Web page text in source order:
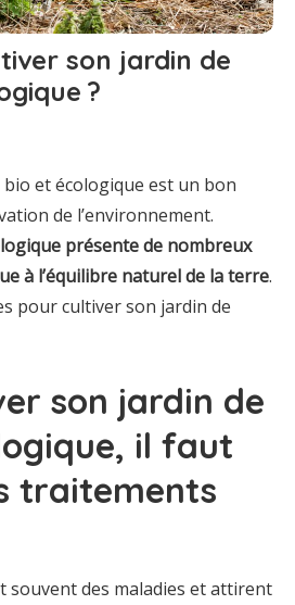
son jardin de
?
et écologique est un bon
de l’environnement.
présente de nombreux
à l’équilibre naturel de la terre.
pour cultiver son jardin de
son jardin de
il faut
traitements
souvent des maladies et attirent